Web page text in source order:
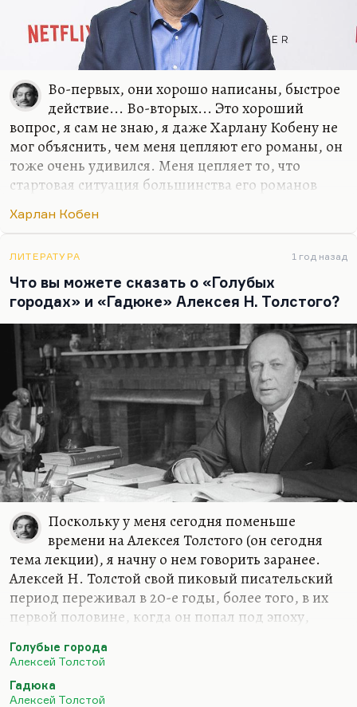
Во-первых, они хорошо написаны, быстрое
действие... Во-вторых... Это хороший
вопрос, я сам не знаю, я даже Харлану Кобену не
мог объяснить, чем меня цепляют его романы, он
тоже очень удивился. Меня цепляет то, что
стартовая ситуация большинства его романов
«Дураков нет») – это или внезапное исчезновение
Ребенок внезапно появляется на стоянке
парковки, а где он был, куда его родители
делись, – не понятно.
Меня вообще цепляют истории с тайнами, но,
если говорить серьезно, одна из самых больших
тайн, это как цветение в разные сроки, такой
приспособлительный механизм растения... Люди
исчезают из поля зрения…
Харлан Кобен
ЛИТЕРАТУРА 1 год назад
Что вы можете сказать о «Голубых
городах» и «Гадюке» Алексея Н. Толстого?
Поскольку у меня сегодня поменьше
времени на Алексея Толстого (он сегодня
тема лекции), я начну о нем говорить заранее.
Алексей Н. Толстой свой пиковый писательский
период переживал в 20-е годы, более того, в их
первой половине, когда он попал под эпоху,
том, что ему соответствовал здравый, простой,
норму среди перверсий Серебряного века, – он,
Голубые города
Алексей Толстой
Гадюка
Алексей Толстой